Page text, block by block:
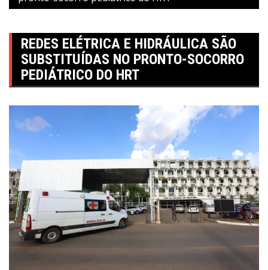
REDES ELÉTRICA E HIDRÁULICA SÃO
SUBSTITUÍDAS NO PRONTO-SOCORRO
PEDIÁTRICO DO HRT